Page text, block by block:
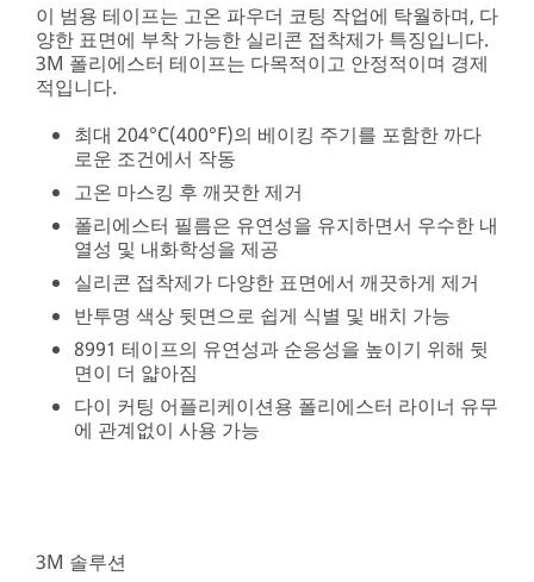
이 범용 테이프는 고온 파우더 코팅 작업에 탁월하며, 다
양한 표면에 부착 가능한 실리콘 접착제가 특징입니다.
3M 폴리에스터 테이프는 다목적이고 안정적이며 경제
적입니다.
최대 204°C(400°F)의 베이킹 주기를 포함한 까다
로운 조건에서 작동
고온 마스킹 후 깨끗한 제거
폴리에스터 필름은 유연성을 유지하면서 우수한 내
열성 및 내화학성을 제공
실리콘 접착제가 다양한 표면에서 깨끗하게 제거
반투명 색상 뒷면으로 쉽게 식별 및 배치 가능
8991 테이프의 유연성과 순응성을 높이기 위해 뒷
면이 더 얇아짐
다이 커팅 어플리케이션용 폴리에스터 라이너 유무
에 관계없이 사용 가능
3M 솔루션